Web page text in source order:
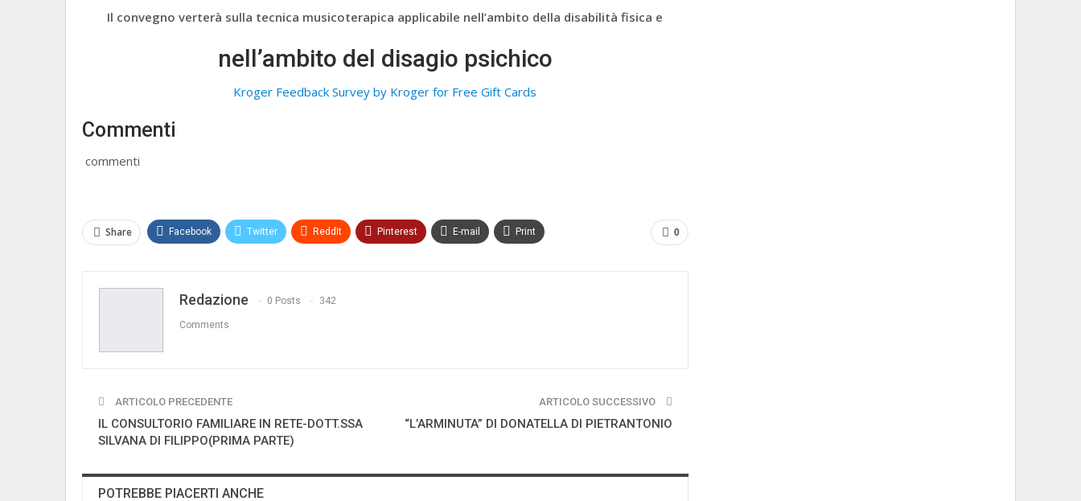
Il convegno verterà sulla tecnica musicoterapica applicabile nell’ambito della disabilità fisica e
nell’ambito del disagio psichico
Kroger Feedback Survey by Kroger for Free Gift Cards
Commenti
commenti
0
Share Facebook Twitter ReddIt Pinterest E-mail Print
Redazione 0 Posts 342
Comments
ARTICOLO PRECEDENTE
IL CONSULTORIO FAMILIARE IN RETE-DOTT.SSA
SILVANA DI FILIPPO(PRIMA PARTE)
ARTICOLO SUCCESSIVO
“L’ARMINUTA” DI DONATELLA DI PIETRANTONIO
POTREBBE PIACERTI ANCHE